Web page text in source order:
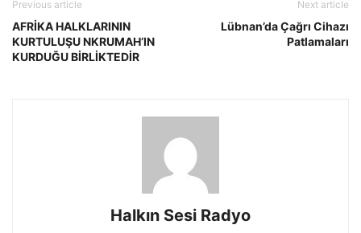
Previous article
AFRİKA HALKLARININ
KURTULUŞU NKRUMAH’IN
KURDUĞU BİRLİKTEDİR
Next article
Lübnan’da Çağrı Cihazı
Patlamaları
Halkın Sesi Radyo